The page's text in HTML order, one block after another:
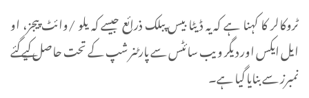
ٹروکالر کا کہنا ہے کہ یہ ڈیٹا بیس پبلک ذرائع جیسے کہ یلو /وائٹ پیجز، او
ایل ایکس اور دیگر ویب سائٹس سے پارٹنر شپ کے تحت حاصل کیے گئے
نمبرز سے بنایا گیا ہے۔